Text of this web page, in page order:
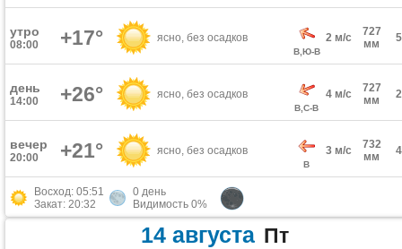
утро
08:00 +17° ясно, без осадков
В,Ю-В
2 м/с
727
мм
день
14:00 +26° ясно, без осадков
В,С-В
4 м/с
727
мм
вечер
20:00 +21° ясно, без осадков
В
3 м/с
732
мм
Восход: 05:51
Закат: 20:32
0 день
Видимость 0%
14 августа Пт